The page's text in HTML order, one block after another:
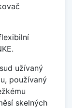
užívaný
používaný
skelných